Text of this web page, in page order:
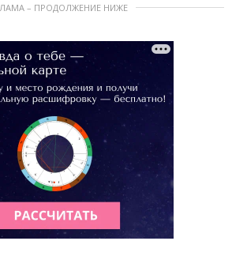
– ПРОДОЛЖЕНИЕ НИЖЕ